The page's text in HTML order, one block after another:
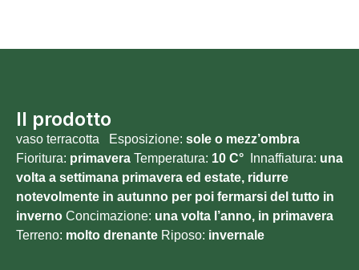
Il prodotto
vaso terracotta Esposizione: sole o mezz’ombra
Fioritura: primavera Temperatura: 10 C° Innaffiatura: una
volta a settimana primavera ed estate, ridurre
notevolmente in autunno per poi fermarsi del tutto in
inverno Concimazione: una volta l’anno, in primavera
Terreno: molto drenante Riposo: invernale